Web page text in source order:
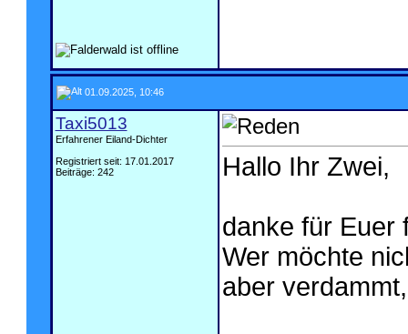
01.09.2025, 10:46
Taxi5013
Erfahrener Eiland-Dichter
Registriert seit: 17.01.2017
Beiträge: 242
Hallo Ihr Zwei,
danke für Euer
Wer möchte
aber